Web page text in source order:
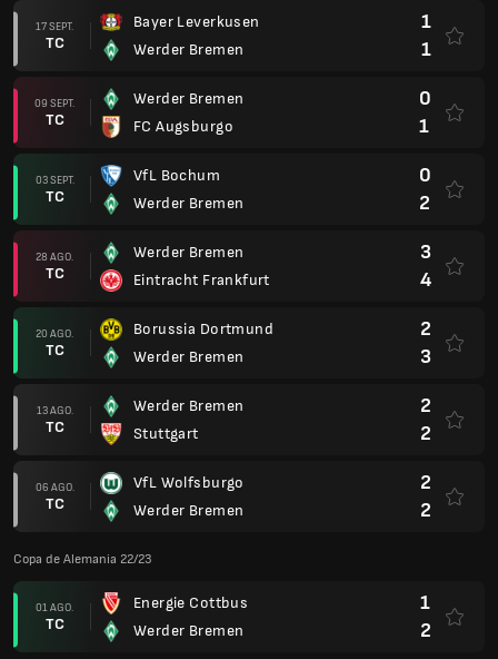
17 SEPT.
TC
Bayer Leverkusen
Werder Bremen
1
1
09 SEPT.
TC
Werder Bremen
FC Augsburgo
0
1
03 SEPT.
TC
VfL Bochum
Werder Bremen
0
2
28 AGO.
TC
Werder Bremen
Eintracht Frankfurt
3
4
20 AGO.
TC
Borussia Dortmund
Werder Bremen
2
3
13 AGO.
TC
Werder Bremen
Stuttgart
2
2
06 AGO.
TC
VfL Wolfsburgo
Werder Bremen
2
2
Copa de Alemania 22/23
01 AGO.
TC
Energie Cottbus
Werder Bremen
1
2